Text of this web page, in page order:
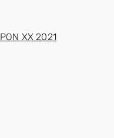
PON XX 2021